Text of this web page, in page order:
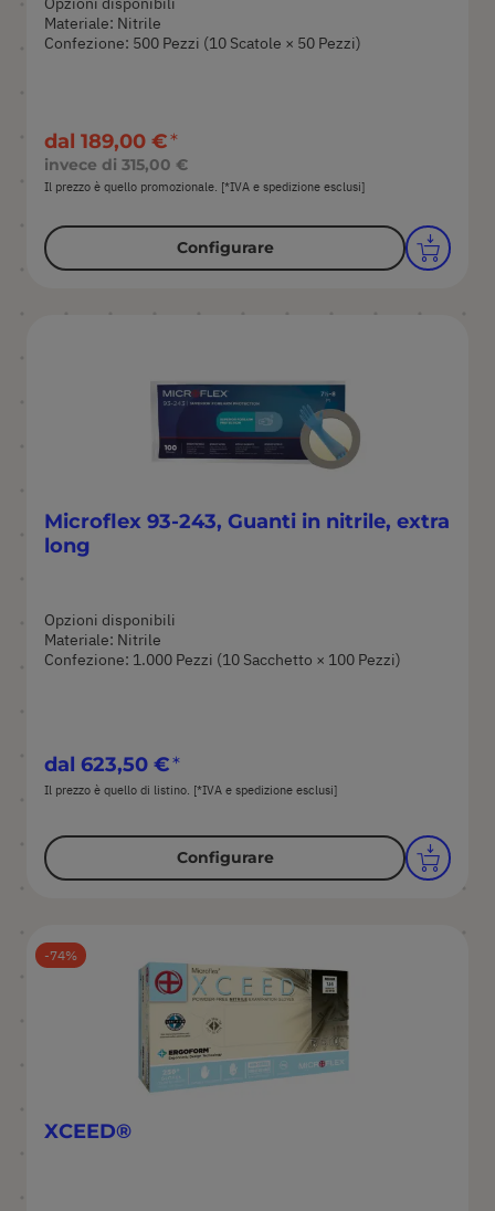
Materiale: Nitrile
Confezione: 500 Pezzi (10 Scatole × 50 Pezzi)
dal 189,00 €
invece di 315,00 €
Il prezzo è quello promozionale. [*IVA e spedizione esclusi]
Configurare
Microflex 93-243, Guanti in nitrile, extra
long
Opzioni disponibili
Materiale: Nitrile
Confezione: 1.000 Pezzi (10 Sacchetto × 100 Pezzi)
dal 623,50 €
Il prezzo è quello di listino. [*IVA e spedizione esclusi]
Configurare
74
XCEED®